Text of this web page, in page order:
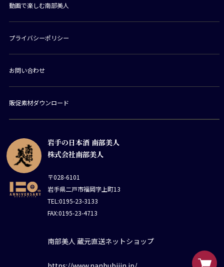
岩手の日本酒 南部美人
株式会社南部美人
〒028-6101
岩手県二戸市福岡字上町13
TEL:0195-23-3133
FAX:0195-23-4713
南部美人 蔵元直送ネットショップ
動画で楽しむ南部美人
プライバシーポリシー
お問い合わせ
販促素材ダウンロード